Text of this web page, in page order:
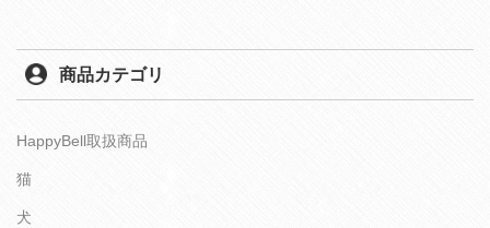
商品カテゴリ
HappyBell取扱商品
猫
犬